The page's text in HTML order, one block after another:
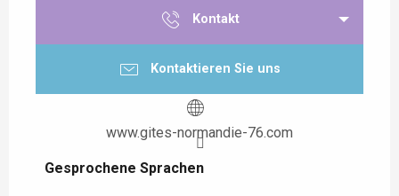
Kontakt
Kontaktieren Sie uns
www.gites-normandie-76.com
Gesprochene Sprachen
Gesprochene Sprachen